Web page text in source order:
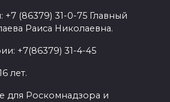
(86379) 31-0-75 Главный
Раиса Николаевна.
+7(86379) 31-4-45
лет.
для Роскомнадзора и